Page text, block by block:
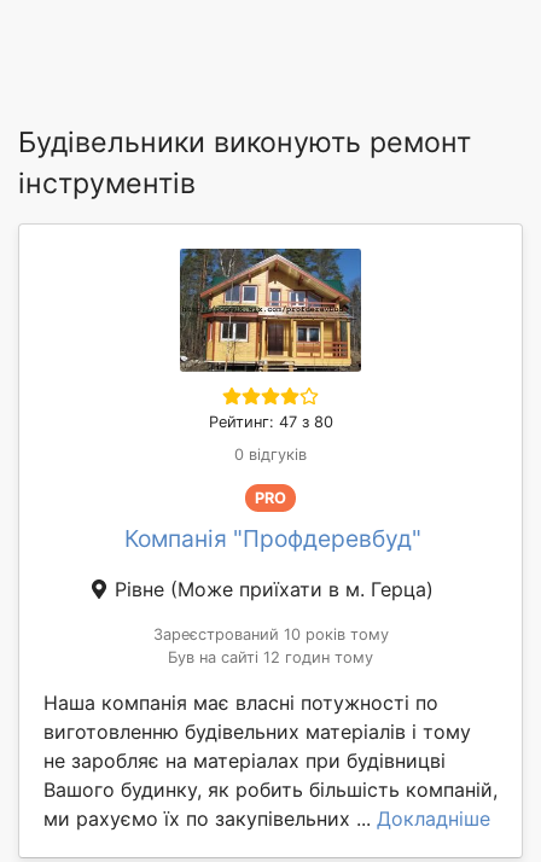
Будівельники виконують ремонт
інструментів
Рейтинг: 47 з 80
0 відгуків
PRO
Компанія "Профдеревбуд"
Рівне (Може приїхати в м. Герца)
Зареєстрований 10 років тому
Був на сайті 12 годин тому
Наша компанія має власні потужності по
виготовленню будівельних матеріалів і тому
не заробляє на матеріалах при будівницві
Вашого будинку, як робить більшість компаній,
ми рахуємо їх по закупівельних ... Докладніше